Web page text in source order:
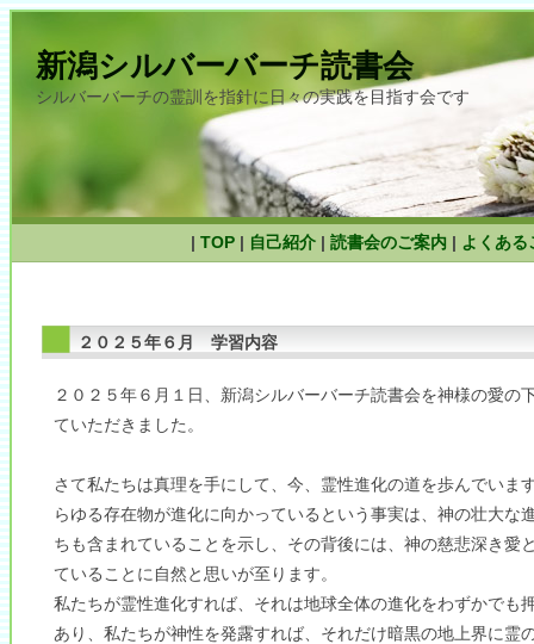
新潟シルバーバーチ読書会
シルバーバーチの霊訓を指針に日々の実践を目指す会です
| TOP | 自己紹介 | 読書会のご案内 | よくある
２０２５年６月 学習内容
２０２５年６月１日、新潟シルバーバーチ読書会を神様の愛の
ていただきました。
さて私たちは真理を手にして、今、霊性進化の道を歩んでいま
らゆる存在物が進化に向かっているという事実は、神の壮大な
ちも含まれていることを示し、その背後には、神の慈悲深き愛
ていることに自然と思いが至ります。
私たちが霊性進化すれば、それは地球全体の進化をわずかでも
あり、私たちが神性を発露すれば、それだけ暗黒の地上界に霊